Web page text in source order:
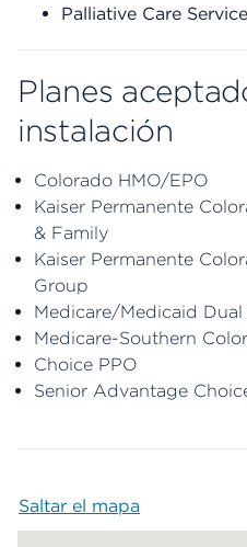
Palliative Care
Planes
instalación
Colorado HMO/EPO
Kaiser Permanente
& Family
Kaiser Permanente
Group
Medicare/Medicaid Dual
Medicare-Southern
Choice PPO
Senior Advantage
Saltar el mapa